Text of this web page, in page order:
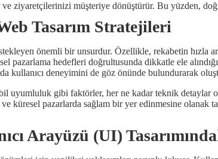
ve ziyaretçilerinizi müşteriye dönüştürür. Bu yüzden,
Tasarım Stratejileri
önemli bir unsurdur. Özellikle, rekabetin hızla
pazarlama hedefleri doğrultusunda dikkatle ele
kullanıcı deneyimini de göz önünde bulundurarak
uyumluluk gibi faktörler, her ne kadar teknik detaylar
küresel pazarlarda sağlam bir yer edinmesine olanak
Arayüzü (UI)